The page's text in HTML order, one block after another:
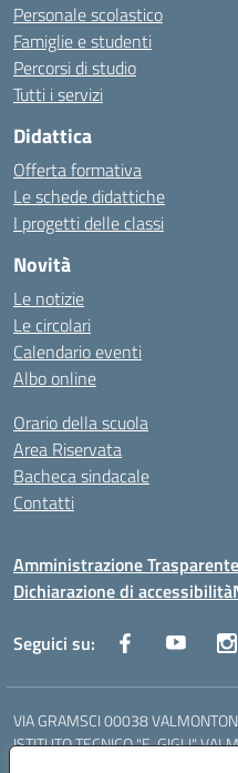
Personale scolastico
Famiglie e studenti
Percorsi di studio
Tutti i servizi
Didattica
Offerta formativa
Le schede didattiche
I progetti delle classi
Novità
Le notizie
Le circolari
Calendario eventi
Albo online
Orario della scuola
Area Riservata
Bacheca sindacale
Contatti
Amministrazione Trasparente
Dichiarazione di accessibilità
Seguici su:
VIA GRAMSCI 00038
ISTITUTO TECNICO "E. GIGLI"